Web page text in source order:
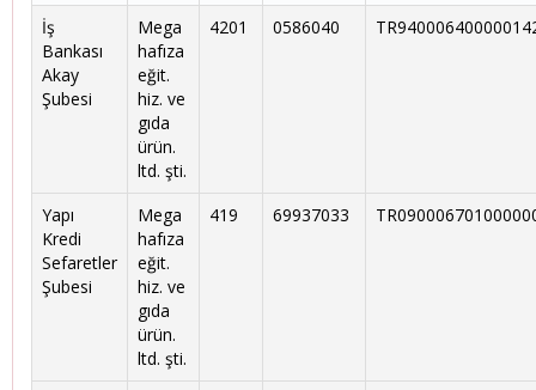
İş
Bankası
Akay
Şubesi
Mega
hafıza
eğit.
hiz. ve
gıda
ürün.
ltd. şti.
4201 0586040
Yapı
Kredi
Sefaretler
Şubesi
Mega
hafıza
eğit.
hiz. ve
gıda
ürün.
ltd. şti.
419 69937033